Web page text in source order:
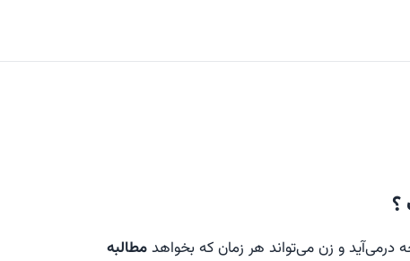
؟
و زن می‌تواند هر زمان که بخواهدمطالبه